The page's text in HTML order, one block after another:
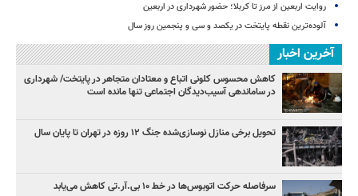
روایت اربعین از مرز تا کربلا؛ حضور شهرداری در اربعین
آلوده‌ترین نقطه پایتخت در یکصد و سی‌ و پنجمین روز سال
آخرین اخبار
کاهش محسوس کلونی اتباع و معتادان متجاهر در پایتخت/ شهرداری
در ساماندهی آسیب‌دیدگان اجتماعی تنها مانده است
تحویل برخی منازل نوسازی‌شده جنگ ۱۲ روزه در تهران تا پایان سال
سرفاصله حرکت اتوبوس‌ها در خط ۱۰ بی‌.آر.تی کاهش می‌یابد